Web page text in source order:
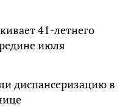
41-летнего
июля
диспансеризацию в